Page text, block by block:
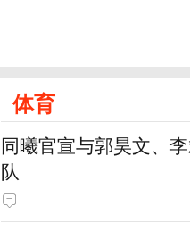
体育
同曦官宣与郭昊文、
队